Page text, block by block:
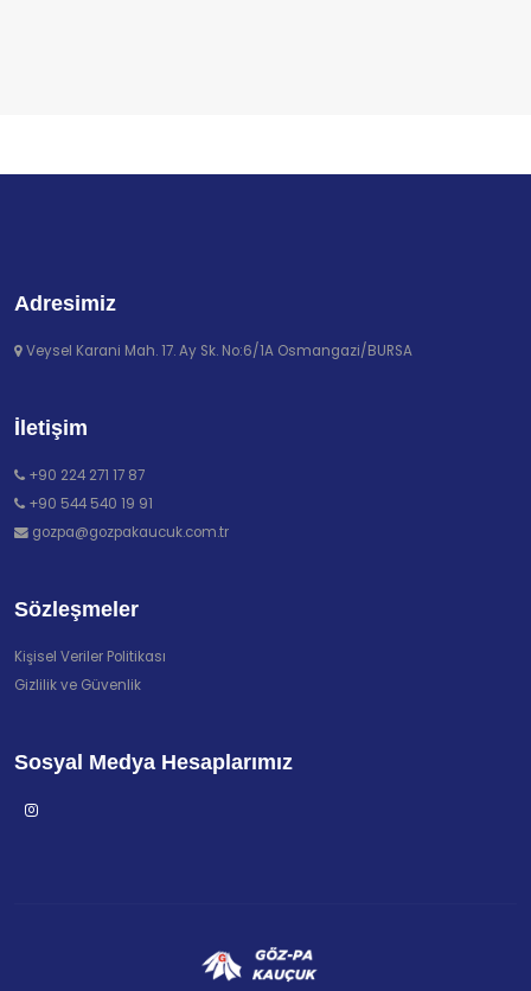
Adresimiz
Veysel Karani Mah. 17. Ay Sk. No:6/1A Osmangazi/BURSA
İletişim
+90 224 271 17 87
+90 544 540 19 91
gozpa@gozpakaucuk.com.tr
Sözleşmeler
Kişisel Veriler Politikası
Gizlilik ve Güvenlik
Sosyal Medya Hesaplarımız